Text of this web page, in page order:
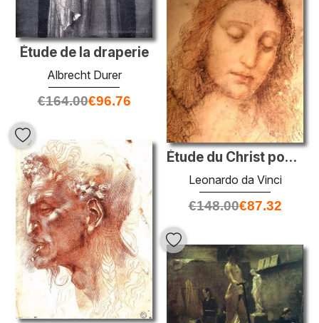
Étude de la draperie
Albrecht Durer
€164.00€96.76
Étude du Christ pour la dernière souper
Leonardo da Vinci
€148.00€87.32